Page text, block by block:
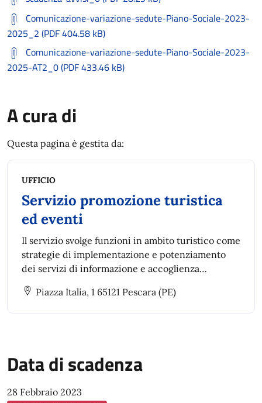
Comunicazione-variazione-sedute-Piano-Sociale-2023-
2025_2 (PDF 404.58 kB)
Comunicazione-variazione-sedute-Piano-Sociale-2023-
2025-AT2_0 (PDF 433.46 kB)
A cura di
Questa pagina è gestita da:
UFFICIO
Servizio promozione turistica
ed eventi
Il servizio svolge funzioni in ambito turistico come
strategie di implementazione e potenziamento
dei servizi di informazione e accoglienza
turistica, pianificazione, progettazione e
attuazione di progetti di promozione turistica
Piazza Italia, 1 65121 Pescara (PE)
Data di scadenza
28 Febbraio 2023